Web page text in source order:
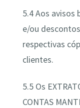
5.4 Aos avisos
e/ou
respectivas
clientes.
5.5 Os
CONTAS